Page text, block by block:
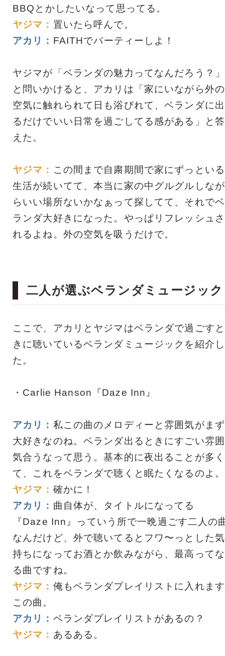
BBQとかしたいなって思ってる。
ヤジマ： 置いたら呼んで。
アカリ： FAITHでパーティーしよ！
ヤジマが「ベランダの魅力ってなんだろう？」
と問いかけると、アカリは「家にいながら外の
空気に触れられて日も浴びれて、ベランダに出
るだけでいい日常を過ごしてる感がある」と答
えた。
ヤジマ： この間まで自粛期間で家にずっといる
生活が続いてて、本当に家の中グルグルしなが
らいい場所ないかなぁって探してて、それでベ
ランダ大好きになった。やっぱリフレッシュさ
れるよね。外の空気を吸うだけで。
二人が選ぶベランダミュージック
ここで、アカリとヤジマはベランダで過ごすと
きに聴いているベランダミュージックを紹介し
た。
・Carlie Hanson『Daze Inn』
アカリ： 私この曲のメロディーと雰囲気がまず
大好きなのね。ベランダ出るときにすごい雰囲
気合うなって思う。基本的に夜出ることが多く
て、これをベランダで聴くと眠たくなるのよ。
ヤジマ： 確かに！
アカリ： 曲自体が、タイトルになってる
『Daze Inn』っていう所で一晩過ごす二人の
なんだけど、外で聴いてるとフワ〜っとした気
持ちになってお酒とか飲みながら、最高ってな
る曲ですね。
ヤジマ： 俺もベランダプレイリストに入れます
この曲。
アカリ： ベランダプレイリストがあるの？
ヤジマ： あるある。